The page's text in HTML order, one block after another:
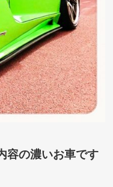
容の濃いお車です